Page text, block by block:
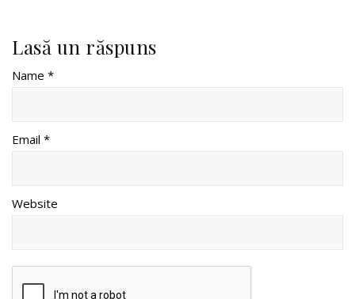
Lasă un răspuns
Name *
Email *
Website